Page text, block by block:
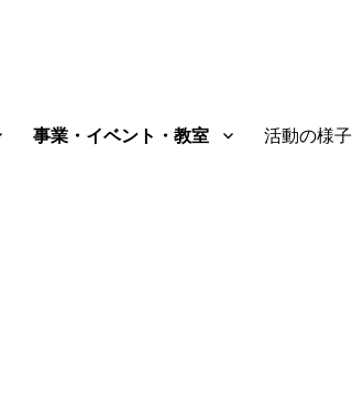
事業・イベント・教室 活動の様子